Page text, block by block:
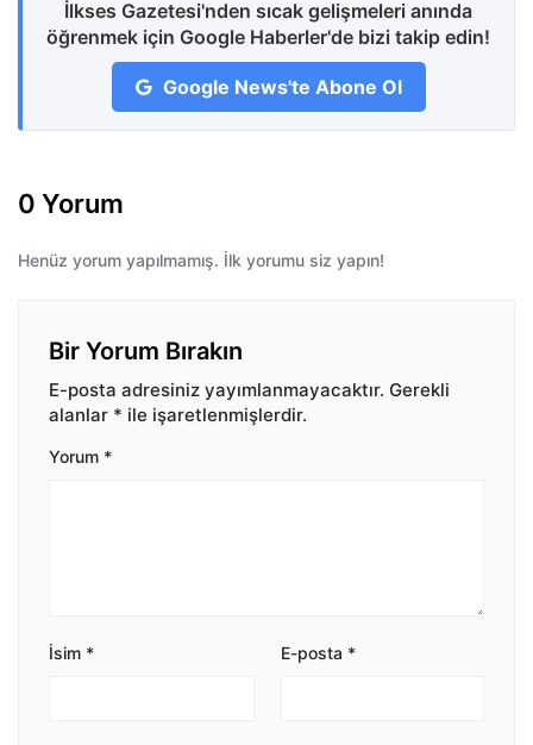
İlkses Gazetesi'nden sıcak gelişmeleri anında
öğrenmek için Google Haberler'de bizi takip edin!
Google News'te Abone Ol
0 Yorum
Henüz yorum yapılmamış. İlk yorumu siz yapın!
Bir Yorum Bırakın
E-posta adresiniz yayımlanmayacaktır. Gerekli
alanlar * ile işaretlenmişlerdir.
Yorum *
İsim * E-posta *